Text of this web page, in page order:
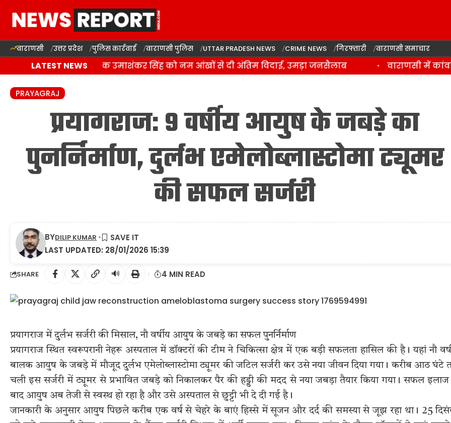
वाराणसी उत्तर प्रदेश पुलिस कार्रवाई वाराणसी पुलिस UTTAR PRADESH NEWS CRIME NEWS गिरफ्तारी वाराणसी समाचार
LATEST NEWS
बलिया में बसपा विधायक उमाशंकर सिंह को नम आंखों से दी अंतिम विदाई, उमड़ा जनसैलाब वाराणसी में कांवड़
PRAYAGRAJ
प्रयागराज: 9 वर्षीय आयुष के जबड़े का
पुनर्निर्माण, दुर्लभ एमेलोब्लास्टोमा ट्यूमर
की सफल सर्जरी
LAST UPDATED: 28/01/2026 15:39
BYDILIP KUMAR
SHARE 🔊 4 MIN READ
प्रयागराज में दुर्लभ सर्जरी की मिसाल, नौ वर्षीय आयुष के जबड़े का सफल पुनर्निर्माण
प्रयागराज स्थित स्वरूपरानी नेहरू अस्पताल में डॉक्टरों की टीम ने चिकित्सा क्षेत्र में एक बड़ी सफलता हासिल की है। यहां नौ
बालक आयुष के जबड़े में मौजूद दुर्लभ एमेलोब्लास्टोमा ट्यूमर की जटिल सर्जरी कर उसे नया जीवन दिया गया। करीब आठ घंटे
चली इस सर्जरी में ट्यूमर से प्रभावित जबड़े को निकालकर पैर की हड्डी की मदद से नया जबड़ा तैयार किया गया। सफल
बाद आयुष अब तेजी से स्वस्थ हो रहा है और उसे अस्पताल से छुट्टी भी दे दी गई है।
जानकारी के अनुसार आयुष पिछले करीब एक वर्ष से चेहरे के बाएं हिस्से में सूजन और दर्द की समस्या से जूझ रहा था। 25